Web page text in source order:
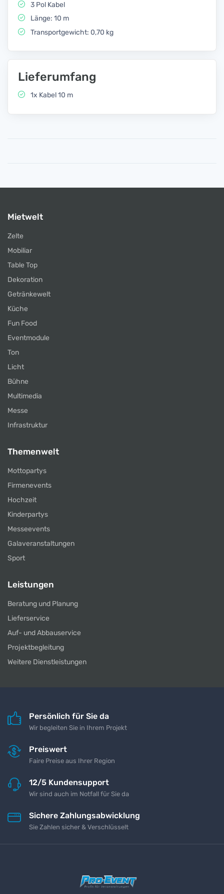
3 Pol Kabel
Länge: 10 m
Transportgewicht: 0,70 kg
Lieferumfang
1x Kabel 10 m
Mietwelt
Zelte
Mobiliar
Table Top
Dekoration
Getränkewelt
Küche
Fun Food
Eventmodule
Ton
Licht
Bühne
Multimedia
Messe
Infrastruktur
Themenwelt
Mottopartys
Firmenevents
Hochzeit
Kinderpartys
Messeevents
Galaveranstaltungen
Sport
Leistungen
Beratung und Planung
Lieferservice
Auf- und Abbauservice
Projektbegleitung
Weitere Dienstleistungen
Persönlich für Sie da
Wir begleiten Sie in Ihrem Projekt
Preiswert
Faire Preise aus Ihrer Region
12/5 Kundensupport
Wir sind auch im Notfall für Sie da
Sichere Zahlungsabwicklung
Sie Zahlen sicher & Verschlüsselt